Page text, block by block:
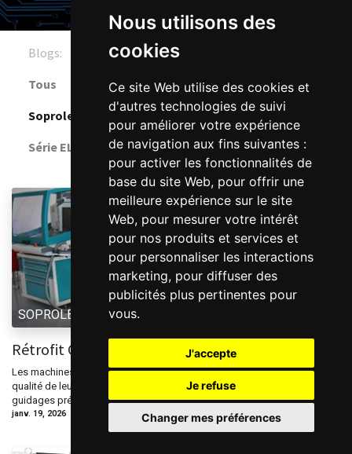
Nous utilisons des
cookies
Ce site Web utilise des cookies et
d'autres technologies de suivi
pour améliorer votre expérience
de navigation aux fins suivantes :
pour activer les fonctionnalités de
base du site Web, pour offrir une
meilleure expérience sur le site
Web, pour mesurer votre intérêt
pour nos produits et services et
pour personnaliser les interactions
marketing, pour diffuser des
publicités plus pertinentes pour
vous.
J'accepte
Je refuse
Changer mes préférences
Blogs:
Tous
Soprolec Blog
Série EL8
SOPROLEC, Ahmed ABOUTALEB
Rétrofit CNC Charlyrobot
Les machines Charlyrobot sont depuis longtemps reconnues pour la
qualité de leur conception mécanique. Leur structure robuste, leurs
guidages précis et leur cinématique fiable font que, même après de ...
janv. 19, 2026